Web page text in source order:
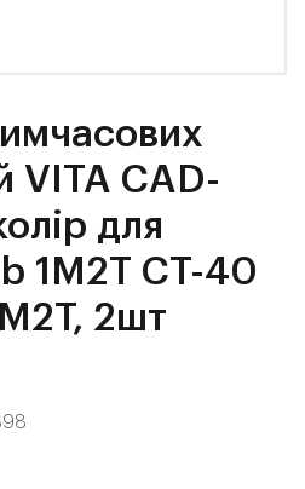
VITA CAD-
для
1M2T CT-40
2шт